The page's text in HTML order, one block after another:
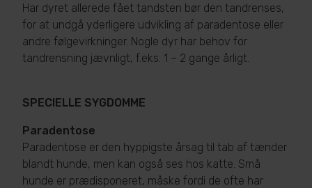
Har dyret allerede fået tandsten bør den tandrenses,
for at undgå yderligere udvikling af paradentose eller
andre følgevirkninger. Nogle dyr har behov for
tandrensning jævnligt, f.eks. 1 – 2 gange årligt.
SPECIELLE SYGDOMME
Paradentose
Paradentose er den hyppigste årsag til tab af tænder
blandt hunde, men kan også ses hos katte. Små
hunde er prædisponeret, måske fordi de ofte har